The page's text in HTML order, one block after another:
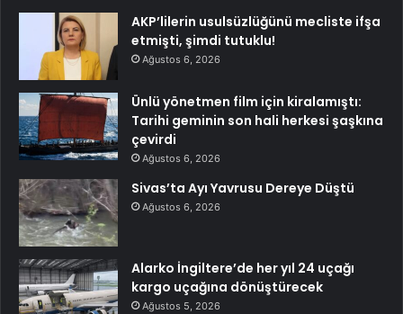
AKP’lilerin usulsüzlüğünü mecliste ifşa
etmişti, şimdi tutuklu!
Ağustos 6, 2026
Ünlü yönetmen film için kiralamıştı:
Tarihi geminin son hali herkesi şaşkına
çevirdi
Ağustos 6, 2026
Sivas’ta Ayı Yavrusu Dereye Düştü
Ağustos 6, 2026
Alarko İngiltere’de her yıl 24 uçağı
kargo uçağına dönüştürecek
Ağustos 5, 2026